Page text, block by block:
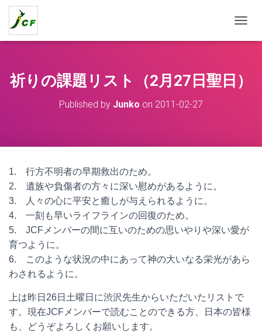
O
L
E
祈りの課題リスト（2月27日聖日）
Published by Junko on 2011-02-27
1. 行方不明者の早期救出のため。
2. 遺族や負傷者の方々に深い慰めがあるように。
3. 人々の心に平安と癒しが与えられるように。
4. 一刻も早いライフラインの回復のため。
5. JCFメンバーの間に互いのための思いやりや深い愛が
育つように。
6. このような状況の中にあって神の大いなる栄光があら
わされるように。
上は昨日26日土曜日に渋沢先生からいただいたリストで
す。現在JCFメンバーで読むことのできる方、日本の皆様
も、どうぞよろしくお願いします。